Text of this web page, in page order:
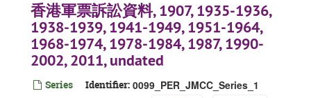
香港軍票訴訟資料, 1907, 1935-1936,
1938-1939, 1941-1949, 1951-1964,
1968-1974, 1978-1984, 1987, 1990-
2002, 2011, undated
Series Identifier: 0099_PER_JMCC_Series_1